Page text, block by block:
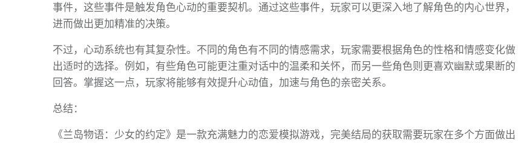
事件，这些事件是触发角色心动的重要契机。通过这些事件，玩家可以更深入地了解角色的内心世界，
进而做出更加精准的决策。
不过，心动系统也有其复杂性。不同的角色有不同的情感需求，玩家需要根据角色的性格和情感变化做
出适时的选择。例如，有些角色可能更注重对话中的温柔和关怀，而另一些角色则更喜欢幽默或果断的
回答。掌握这一点，玩家将能够有效提升心动值，加速与角色的亲密关系。
总结：
《兰岛物语：少女的约定》是一款充满魅力的恋爱模拟游戏，完美结局的获取需要玩家在多个方面做出